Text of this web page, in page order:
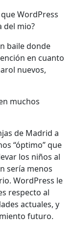
WordPress
del mio?
baile donde
en cuanto
nuevos,
muchos
de Madrid a
“óptimo” que
los niños al
sería menos
WordPress le
respecto al
actuales, y
futuro.